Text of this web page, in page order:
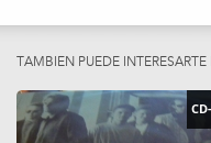
TAMBIEN PUEDE